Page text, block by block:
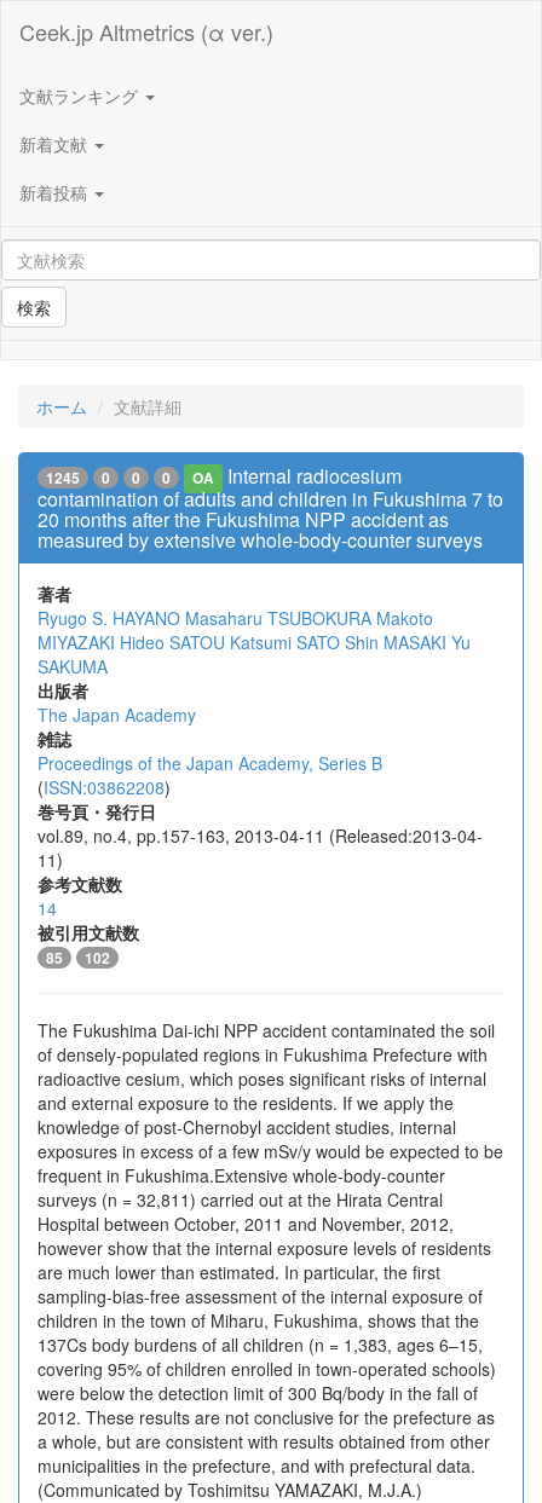
Ceek.jp Altmetrics (α ver.)
文献ランキング
新着文献
新着投稿
検索
ホーム 文献詳細
1245 0 0 0 OA
Internal radiocesium
contamination of adults and children in Fukushima 7 to
20 months after the Fukushima NPP accident as
measured by extensive whole-body-counter surveys
著者
Ryugo S. HAYANO Masaharu TSUBOKURA Makoto
MIYAZAKI Hideo SATOU Katsumi SATO Shin MASAKI Yu
SAKUMA
出版者
The Japan Academy
雑誌
Proceedings of the Japan Academy, Series B
(ISSN:03862208)
巻号頁・発行日
vol.89, no.4, pp.157-163, 2013-04-11 (Released:2013-04-
11)
参考文献数
14
被引用文献数
85 102
The Fukushima Dai-ichi NPP accident contaminated the soil
of densely-populated regions in Fukushima Prefecture with
radioactive cesium, which poses significant risks of internal
and external exposure to the residents. If we apply the
knowledge of post-Chernobyl accident studies, internal
exposures in excess of a few mSv/y would be expected to be
frequent in Fukushima.Extensive whole-body-counter
surveys (n = 32,811) carried out at the Hirata Central
Hospital between October, 2011 and November, 2012,
however show that the internal exposure levels of residents
are much lower than estimated. In particular, the first
sampling-bias-free assessment of the internal exposure of
children in the town of Miharu, Fukushima, shows that the
137Cs body burdens of all children (n = 1,383, ages 6–15,
covering 95% of children enrolled in town-operated schools)
were below the detection limit of 300 Bq/body in the fall of
2012. These results are not conclusive for the prefecture as
a whole, but are consistent with results obtained from other
municipalities in the prefecture, and with prefectural data.
(Communicated by Toshimitsu YAMAZAKI, M.J.A.)